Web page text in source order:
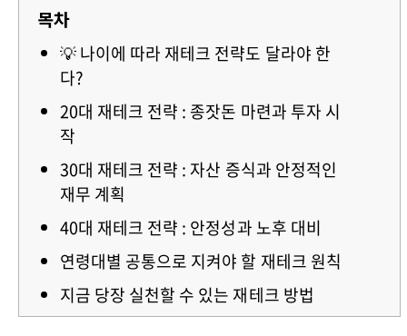
목차
💡 나이에 따라 재테크 전략도 달라야 한
다?
20대 재테크 전략 : 종잣돈 마련과 투자 시
작
30대 재테크 전략 : 자산 증식과 안정적인
재무 계획
40대 재테크 전략 : 안정성과 노후 대비
연령대별 공통으로 지켜야 할 재테크 원칙
지금 당장 실천할 수 있는 재테크 방법